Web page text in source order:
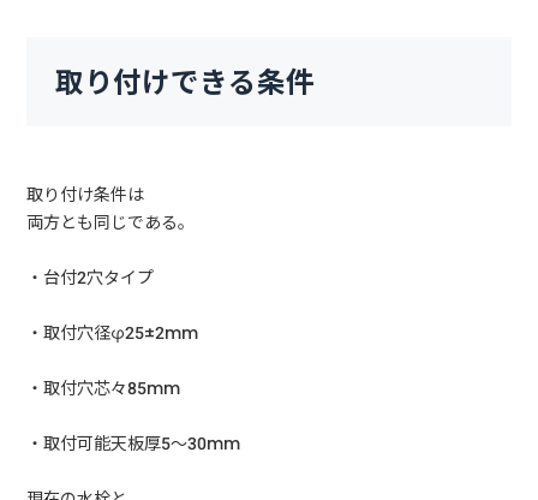
取り付けできる条件
取り付け条件は
両方とも同じである。
・台付2穴タイプ
・取付穴径φ25±2mm
・取付穴芯々85mm
・取付可能天板厚5～30mm